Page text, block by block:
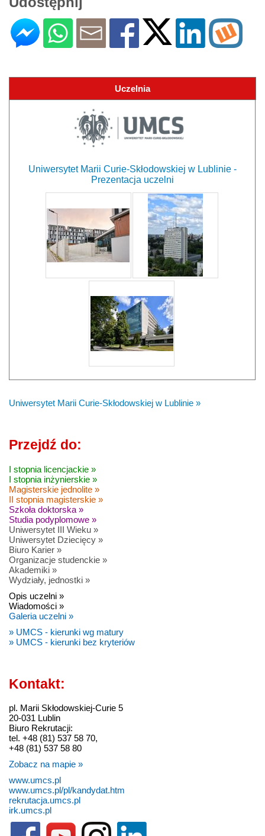
Uczelnia
Uniwersytet Marii Curie-Skłodowskiej w Lublinie -
Prezentacja uczelni
Uniwersytet Marii Curie-Skłodowskiej w Lublinie »
Przejdź do:
I stopnia licencjackie »
I stopnia inżynierskie »
Magisterskie jednolite »
II stopnia magisterskie »
Szkoła doktorska »
Studia podyplomowe »
Uniwersytet III Wieku »
Uniwersytet Dziecięcy »
Biuro Karier »
Organizacje studenckie »
Akademiki »
Wydziały, jednostki »
Opis uczelni »
Wiadomości »
Galeria uczelni »
» UMCS - kierunki wg matury
» UMCS - kierunki bez kryteriów
Kontakt:
pl. Marii Skłodowskiej-Curie 5
20-031 Lublin
Biuro Rekrutacji:
tel. +48 (81) 537 58 70,
+48 (81) 537 58 80
Zobacz na mapie »
www.umcs.pl
www.umcs.pl/pl/kandydat.htm
rekrutacja.umcs.pl
irk.umcs.pl